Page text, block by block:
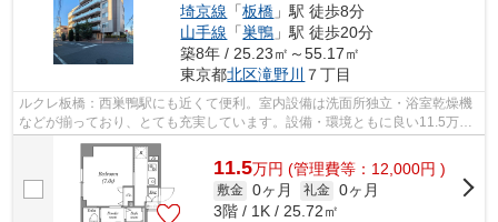
埼京線 「板橋 」駅 徒歩8分
山手線 「巣鴨 」駅 徒歩20分
築8年 / 25.23㎡～55.17㎡
東京都北区滝野川 ７丁目
ルクレ板橋：西巣鴨駅にも近くて便利。室内設備は洗面所独立・浴室乾燥機
などが揃っており、とても充実しています。設備・環境ともに良い11.5万円
の物件です。エレベーター付き物件で...
11.5万円 (管理費等：12,000円 )
敷金 0ヶ月 礼金 0ヶ月
3階 / 1K / 25.72㎡